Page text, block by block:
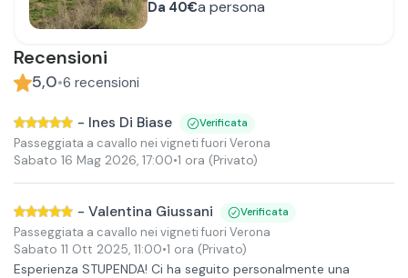
Da 40€a persona
Recensioni
5,0•6 recensioni
- Ines Di Biase Verificata
Passeggiata a cavallo nei vigneti fuori Verona
Sabato 16 Mag 2026, 17:00•1 ora (Privato)
- Valentina Giussani Verificata
Passeggiata a cavallo nei vigneti fuori Verona
Sabato 11 Ott 2025, 11:00•1 ora (Privato)
Esperienza STUPENDA! Ci ha seguito personalmente una